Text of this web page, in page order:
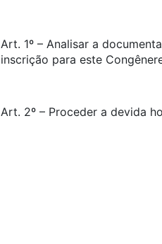
Art. 1º – Analisar a
inscrição para este
Art. 2º – Proceder a devida